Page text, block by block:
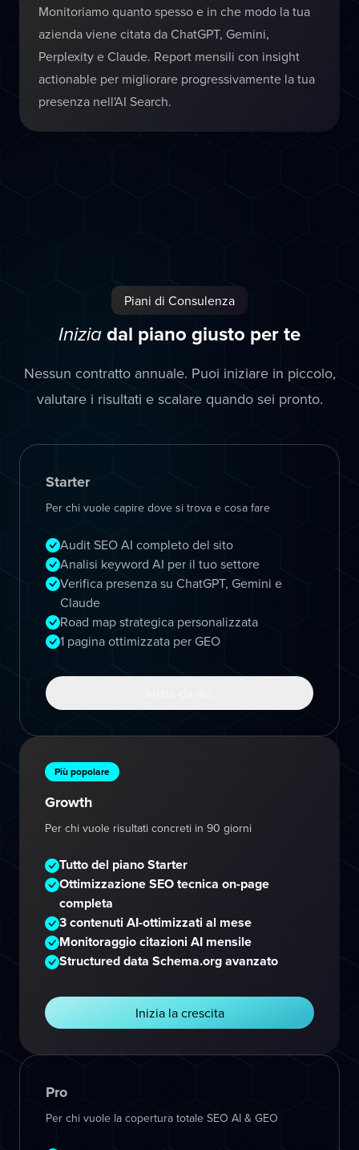
Monitoriamo quanto spesso e in che modo la tua
azienda viene citata da ChatGPT, Gemini,
Perplexity e Claude. Report mensili con insight
actionable per migliorare progressivamente la tua
presenza nell'AI Search.
Piani di Consulenza
Inizia dal piano giusto per te
Nessun contratto annuale. Puoi iniziare in piccolo,
valutare i risultati e scalare quando sei pronto.
Starter
Per chi vuole capire dove si trova e cosa fare
Audit SEO AI completo del sito
Analisi keyword AI per il tuo settore
Verifica presenza su ChatGPT, Gemini e
Claude
Road map strategica personalizzata
1 pagina ottimizzata per GEO
Più popolare
Growth
Per chi vuole risultati concreti in 90 giorni
Tutto del piano Starter
Ottimizzazione SEO tecnica on-page
completa
3 contenuti AI-ottimizzati al mese
Monitoraggio citazioni AI mensile
Structured data Schema.org avanzato
Inizia la crescita
Pro
Per chi vuole la copertura totale SEO AI & GEO